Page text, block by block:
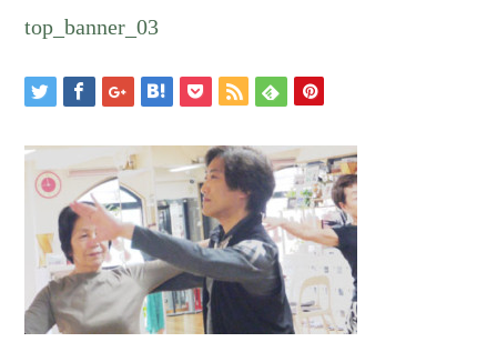
top_banner_03